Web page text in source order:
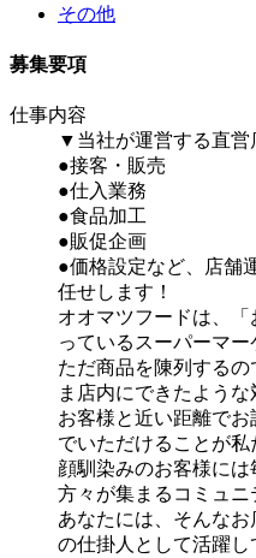
その他
募集要項
仕事内容
▼当社が運営する直営
●接客・販売
●仕入業務
●食品加工
●販促企画
●価格設定など、店舗
任せします！
オオマツフードは、
っているスーパーマー
ただ商品を陳列する
ま店内にできたような
お客様と近い距離で
でいただけることが私
顔馴染みのお客様に
方々が集まるコミュニ
あなたには、そんな
の仕掛人として活躍し